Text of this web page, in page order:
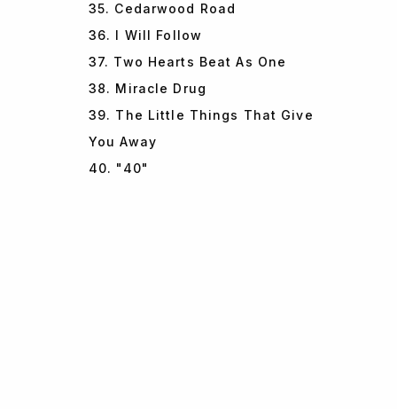
35. Cedarwood Road
36. I Will Follow
37. Two Hearts Beat As One
38. Miracle Drug
39. The Little Things That Give
You Away
40. "40"